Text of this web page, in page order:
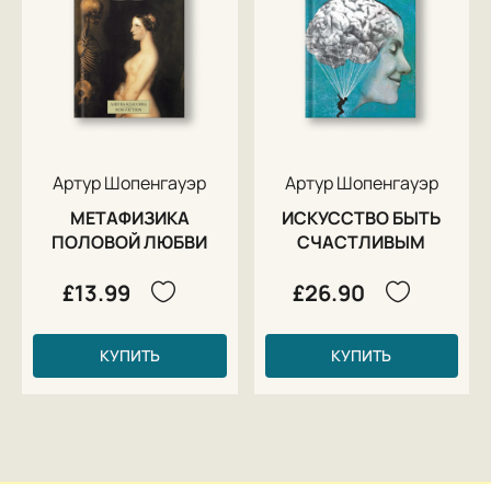
Артур Шопенгауэр
МЕТАФИЗИКА
ПОЛОВОЙ ЛЮБВИ
£13.99
КУПИТЬ
Артур Шопенгауэр
ИСКУССТВО БЫТЬ
СЧАСТЛИВЫМ
£26.90
КУПИТЬ